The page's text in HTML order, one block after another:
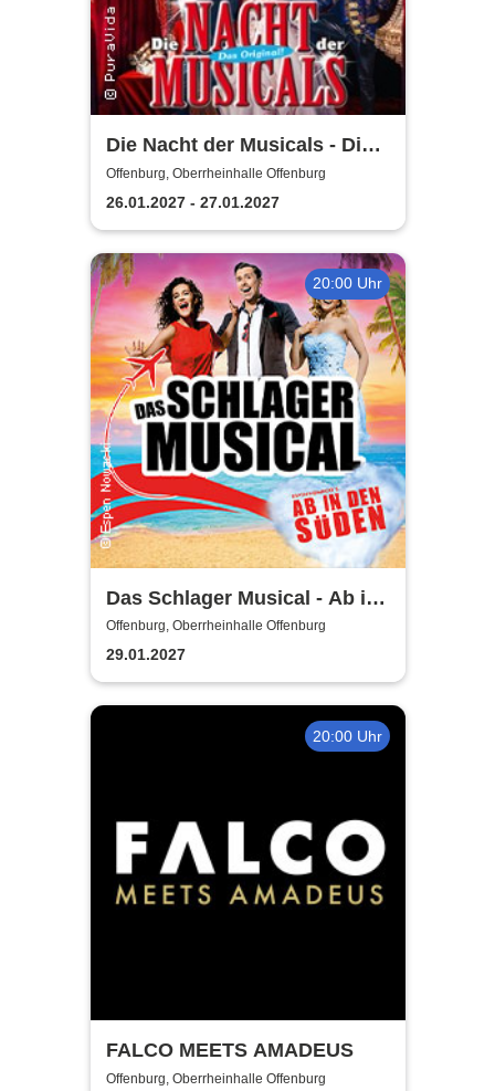
Die Nacht der Musicals - Die
erfolgreichste Musicalgala
aller Zeiten
Offenburg, Oberrheinhalle Offenburg
26.01.2027 - 27.01.2027
20:00 Uhr
Das Schlager Musical - Ab in
den Süden 2026/2027
Offenburg, Oberrheinhalle Offenburg
29.01.2027
20:00 Uhr
FALCO MEETS AMADEUS
Offenburg, Oberrheinhalle Offenburg